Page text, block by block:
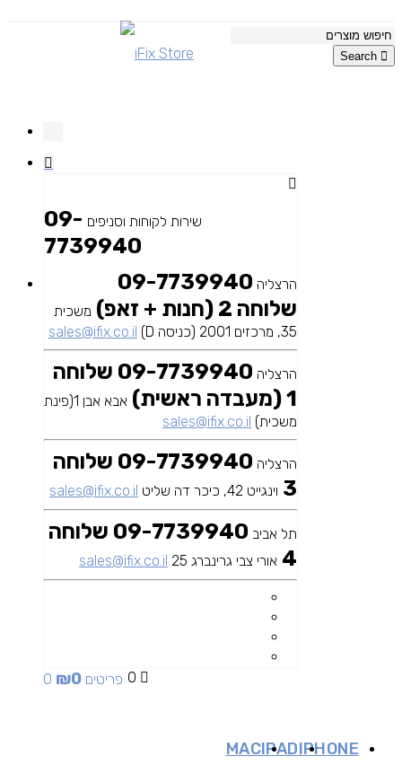
Search
שירות לקוחות וסניפים 09-
7739940
הרצליה 09-7739940
שלוחה 2 (חנות + זאפ)
משכית
35, מרכזים 2001 (כניסה D)
sales@ifix.co.il
הרצליה
09-7739940 שלוחה
1 (מעבדה ראשית)
אבא אבן 1(פינת
משכית) sales@ifix.co.il
הרצליה
09-7739940 שלוחה
3 וינגייט 42, כיכר דה שליט sales@ifix.co.il
תל אביב
09-7739940 שלוחה
4 אורי צבי גרינברג 25 sales@ifix.co.il
0 0 פריטים ₪0
IPHONE
IPAD
MAC